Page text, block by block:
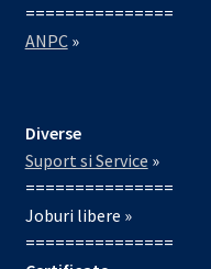
===============
ANPC»
Diverse
Suport si Service »
===============
Joburi libere »
===============